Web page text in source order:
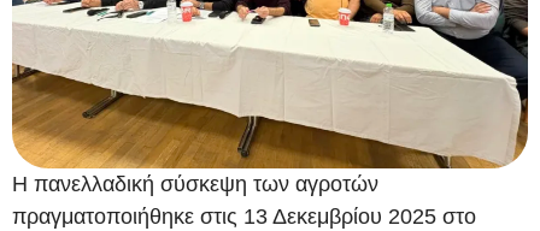
Η πανελλαδική σύσκεψη των αγροτών
πραγματοποιήθηκε στις 13 Δεκεμβρίου 2025 στο